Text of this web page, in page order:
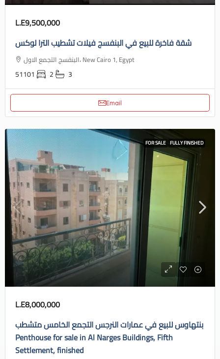
L.E9,500,000
شقة فاخرة للبيع في البنفسج فيلات تشطيب الترا لوكس
البنفسج التجمع الاول، New Cairo 1, Egypt
51101 2 3
Email
FOR SALE FULLY FINISHED
L.E8,000,000
بنتهاوس للبيع في عمارات النرجس التجمع الخامس متشطب
Penthouse for sale in Al Narges Buildings, Fifth
Settlement, finished